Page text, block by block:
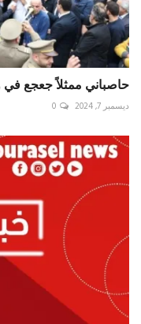
حاصباني ممثلاً جعجع في
ديسمبر 7, 2024 0